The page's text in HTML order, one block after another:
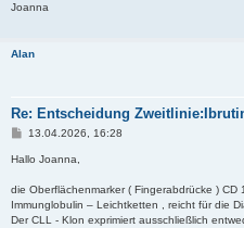
Joanna
Alan
Re: Entscheidung
B
i
a
g
13.04.2026, 16:28
Hallo Joanna,
die Oberflächenmarker ( Fingerabdrücke )
Immunglobulin – Leichtketten , reicht für die
Der CLL - Klon exprimiert ausschließlich